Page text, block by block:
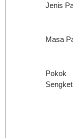
Jenis
Masa
Pokok